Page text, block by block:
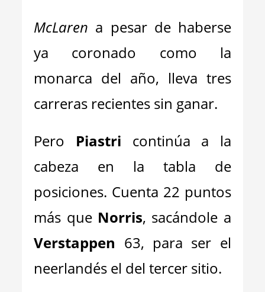
McLaren a pesar de haberse
ya coronado como la
monarca del año, lleva tres
carreras recientes sin ganar.
Pero Piastri continúa a la
cabeza en la tabla de
posiciones. Cuenta 22 puntos
más que Norris, sacándole a
Verstappen 63, para ser el
neerlandés el del tercer sitio.